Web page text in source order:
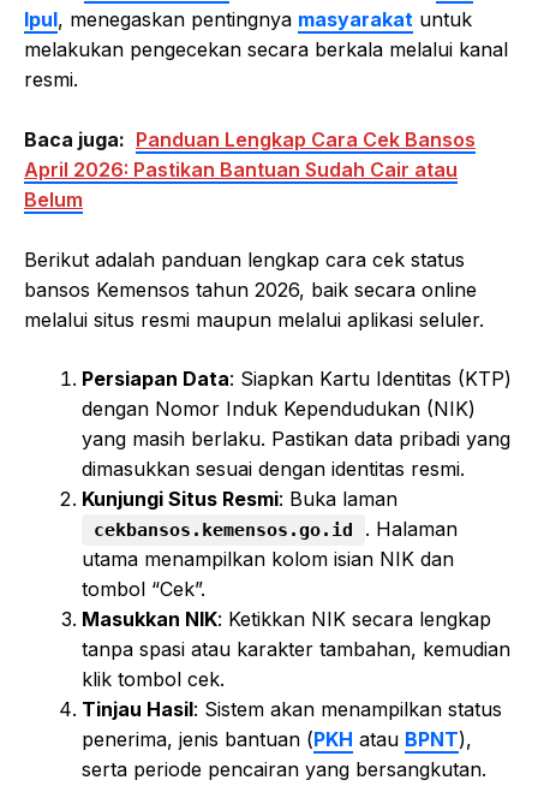
Ipul, menegaskan pentingnya masyarakat untuk
melakukan pengecekan secara berkala melalui kanal
resmi.
Baca juga: Panduan Lengkap Cara Cek Bansos
April 2026: Pastikan Bantuan Sudah Cair atau
Belum
Berikut adalah panduan lengkap cara cek status
bansos Kemensos tahun 2026, baik secara online
melalui situs resmi maupun melalui aplikasi seluler.
Persiapan Data: Siapkan Kartu Identitas (KTP)
dengan Nomor Induk Kependudukan (NIK)
yang masih berlaku. Pastikan data pribadi yang
dimasukkan sesuai dengan identitas resmi.
Kunjungi Situs Resmi: Buka laman
cekbansos.kemensos.go.id
. Halaman
utama menampilkan kolom isian NIK dan
tombol “Cek”.
Masukkan NIK: Ketikkan NIK secara lengkap
tanpa spasi atau karakter tambahan, kemudian
klik tombol cek.
Tinjau Hasil: Sistem akan menampilkan status
penerima, jenis bantuan (PKH atau BPNT),
serta periode pencairan yang bersangkutan.